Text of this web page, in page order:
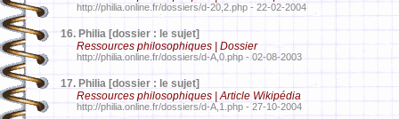
http://philia.online.fr/dossiers/d-20,2.php - 22-02-2004
16. Philia [dossier : le sujet]
Ressources philosophiques | Dossier
http://philia.online.fr/dossiers/d-A,0.php - 02-08-2003
17. Philia [dossier : le sujet]
Ressources philosophiques | Article Wikipédia
http://philia.online.fr/dossiers/d-A,1.php - 27-10-2004